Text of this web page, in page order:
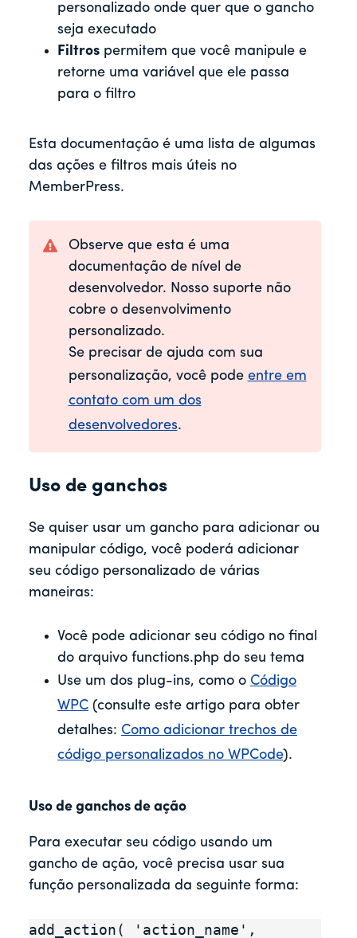
personalizado onde quer que o gancho
seja executado
Filtros permitem que você manipule e
retorne uma variável que ele passa
para o filtro
Esta documentação é uma lista de algumas
das ações e filtros mais úteis no
MemberPress.
Observe que esta é uma
documentação de nível de
desenvolvedor. Nosso suporte não
cobre o desenvolvimento
personalizado.
Se precisar de ajuda com sua
personalização, você pode entre em
contato com um dos
desenvolvedores.
Uso de ganchos
Se quiser usar um gancho para adicionar ou
manipular código, você poderá adicionar
seu código personalizado de várias
maneiras:
Você pode adicionar seu código no final
do arquivo functions.php do seu tema
Use um dos plug-ins, como o Código
WPC (consulte este artigo para obter
detalhes: Como adicionar trechos de
código personalizados no WPCode).
Uso de ganchos de ação
Para executar seu código usando um
gancho de ação, você precisa usar sua
função personalizada da seguinte forma:
add_action( 'action_name',